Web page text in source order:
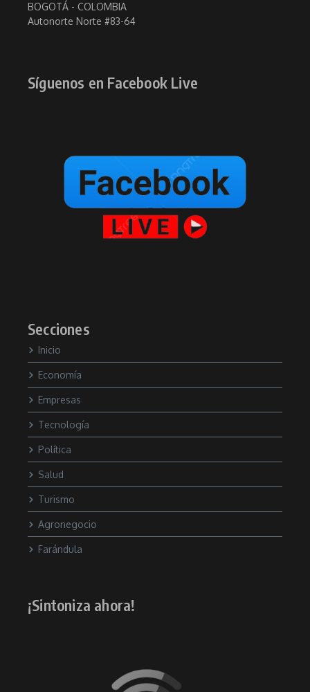
BOGOTÁ - COLOMBIA
Autonorte Norte #83-64
Síguenos en Facebook Live
Secciones
Inicio
Economía
Empresas
Tecnología
Política
Salud
Turismo
Agronegocio
Farándula
¡Sintoniza ahora!